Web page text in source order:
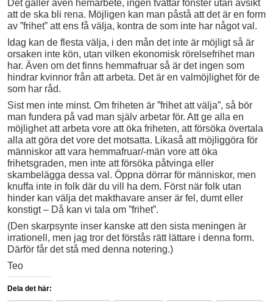
Det gäller även hemarbete, ingen tvättar fönster utan avsikt
att de ska bli rena. Möjligen kan man påstå att det är en form
av ”frihet” att ens få välja, kontra de som inte har något val.
Idag kan de flesta välja, i den mån det inte är möjligt så är
orsaken inte kön, utan vilken ekonomisk rörelsefrihet man
har. Även om det finns hemmafruar så är det ingen som
hindrar kvinnor från att arbeta. Det är en valmöjlighet för de
som har råd.
Sist men inte minst. Om friheten är ”frihet att välja”, så bör
man fundera på vad man själv arbetar för. Att ge alla en
möjlighet att arbeta vore att öka friheten, att försöka övertala
alla att göra det vore det motsatta. Likaså att möjliggöra för
människor att vara hemmafruar/-män vore att öka
frihetsgraden, men inte att försöka påtvinga eller
skambelägga dessa val. Öppna dörrar för människor, men
knuffa inte in folk där du vill ha dem. Först när folk utan
hinder kan välja det makthavare anser är fel, dumt eller
konstigt – Då kan vi tala om ”frihet”.
(Den skarpsynte inser kanske att den sista meningen är
irrationell, men jag tror det förstås rätt lättare i denna form.
Därför får det stå med denna notering.)
Teo
Dela det här: